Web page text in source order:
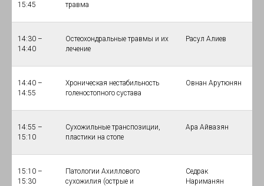
15:45
травма
14:30 –
14:40
Остеохондральные травмы и их
лечение
Расул Алиев
14:40 –
14:55
Хроническая нестабильность
голеностопного сустава
Овнан Арутюнян
14:55 –
15:10
Сухожильные транспозиции,
пластики на стопе
Ара Айвазян
15:10 –
15:30
Патологии Ахиллового
сухожилия (острые и
Седрак
Нариманян